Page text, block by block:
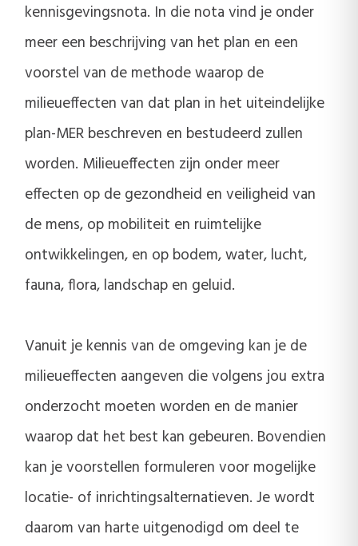
kennisgevingsnota. In die nota vind je onder
meer een beschrijving van het plan en een
voorstel van de methode waarop de
milieueffecten van dat plan in het uiteindelijke
plan-MER beschreven en bestudeerd zullen
worden. Milieueffecten zijn onder meer
effecten op de gezondheid en veiligheid van
de mens, op mobiliteit en ruimtelijke
ontwikkelingen, en op bodem, water, lucht,
fauna, flora, landschap en geluid.
Vanuit je kennis van de omgeving kan je de
milieueffecten aangeven die volgens jou extra
onderzocht moeten worden en de manier
waarop dat het best kan gebeuren. Bovendien
kan je voorstellen formuleren voor mogelijke
locatie- of inrichtingsalternatieven. Je wordt
daarom van harte uitgenodigd om deel te